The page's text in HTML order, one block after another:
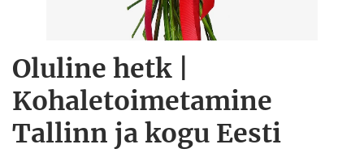
Oluline hetk |
Kohaletoimetamine
Tallinn ja kogu Eesti